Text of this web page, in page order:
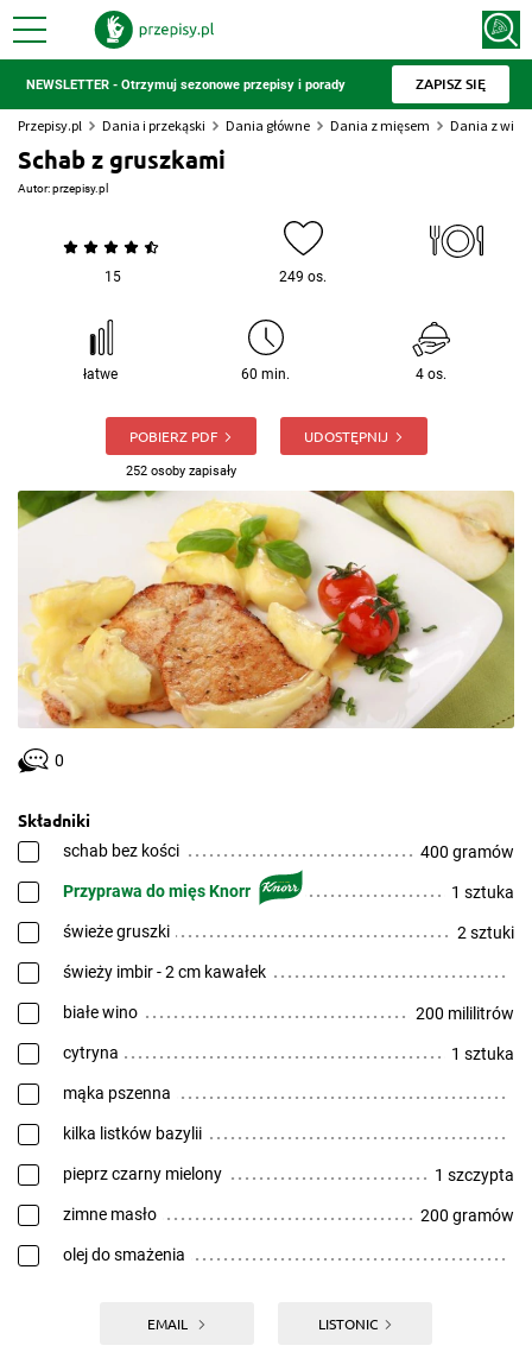
NEWSLETTER - Otrzymuj sezonowe przepisy i porady ZAPISZ SIĘ
Przepisy.pl Dania i przekąski Dania główne Dania z mięsem Dania z
Schab z gruszkami
Autor:przepisy.pl
15 249 os.
łatwe 60 min. 4 os.
POBIERZ PDF
252 osoby zapisały
UDOSTĘPNIJ
0
Składniki
schab bez kości 400 gramów
Przyprawa do mięs Knorr 1 sztuka
świeże gruszki 2 sztuki
świeży imbir - 2 cm kawałek
białe wino 200 mililitrów
cytryna 1 sztuka
mąka pszenna
kilka listków bazylii
pieprz czarny mielony 1 szczypta
zimne masło 200 gramów
olej do smażenia
EMAIL LISTONIC